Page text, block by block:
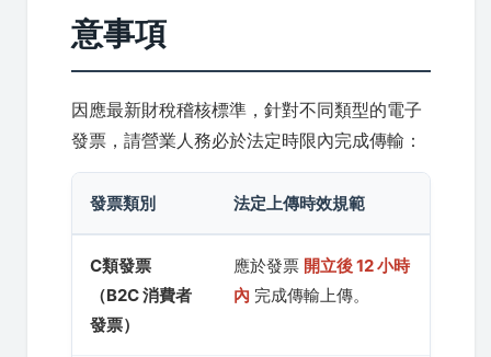
意事項
因應最新財稅稽核標準，針對不同類型的電子
發票，請營業人務必於法定時限內完成傳輸：
發票類別 法定上傳時效規範
C類發票
（B2C 消費者
發票）
應於發票 開立後 12 小時
內 完成傳輸上傳。